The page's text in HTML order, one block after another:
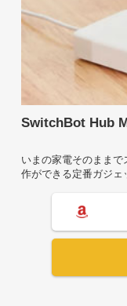
SwitchBot Hub
いまの家電そのまま
作ができる定番ガジェ